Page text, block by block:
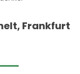
Frankfurt